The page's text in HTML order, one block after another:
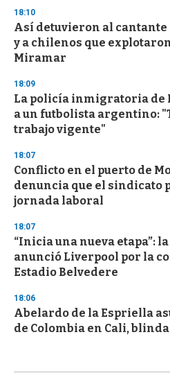
18:10
Así detuvieron al cantante
y a chilenos que
Miramar
18:09
La policía inmigratoria de
a un futbolista argentino:
trabajo vigente"
18:07
Conflicto en el puerto de
denuncia que el sindicato
jornada laboral
18:07
“Inicia una nueva etapa”:
anunció Liverpool por la
Estadio Belvedere
18:06
Abelardo de la Espriella
de Colombia en Cali,